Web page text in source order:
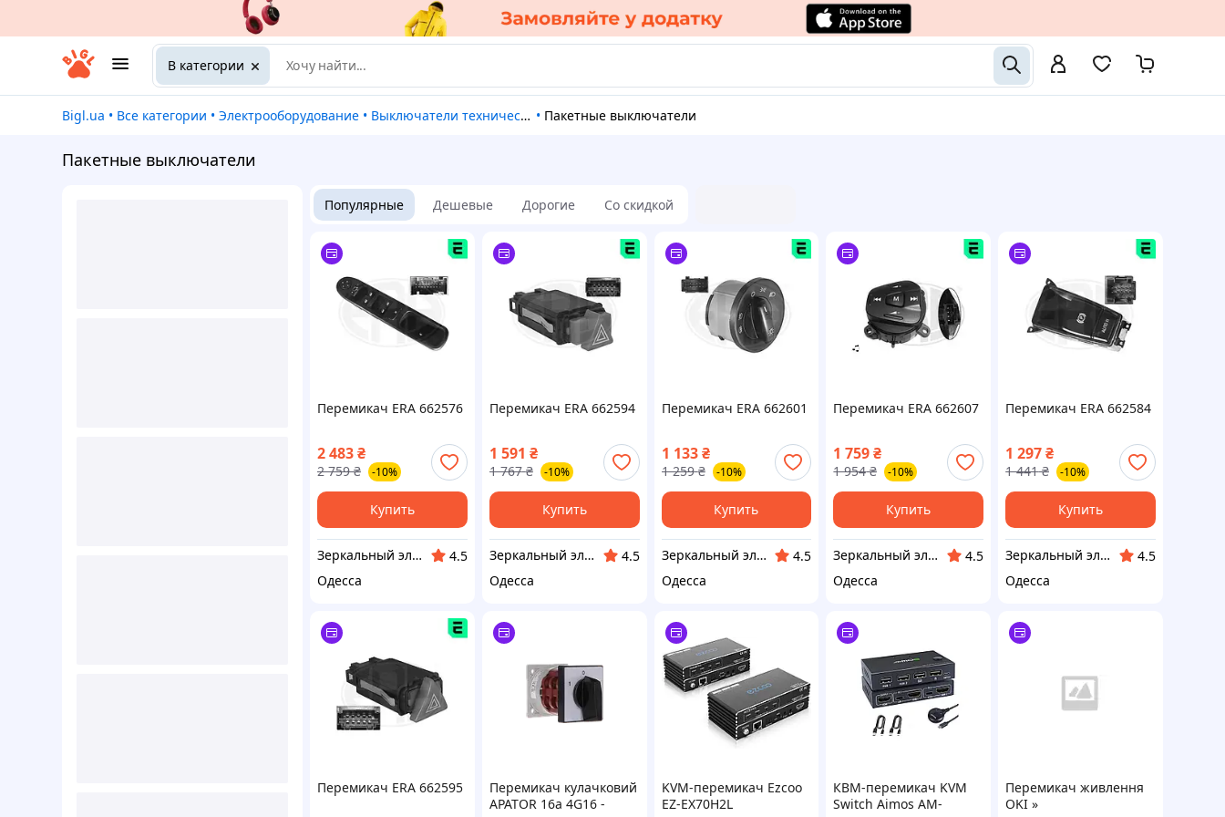
В категории
Bigl.ua • Все категории • Электрооборудование • Выключатели технические • Пакетные выключатели
Пакетные выключатели
Популярные Дешевые Дорогие Со скидкой
Перемикач ERA 662576
2 483₴
2 759 ₴ -10%
Купить
Зеркальный элемент
4.5
Одесса
Перемикач ERA 662594
1 591 ₴
1 767 ₴ -10%
Купить
Зеркальный элемент
4.5
Одесса
Перемикач ERA 662601
1 133 ₴
1 259 ₴ -10%
Купить
Зеркальный элемент
4.5
Одесса
Перемикач ERA 662607
1 759₴
1 954 ₴ -10%
Купить
Зеркальный элемент
4.5
Одесса
Перемикач ERA 662584
1 297₴
1 441 ₴ -10%
Купить
Зеркальный элемент
4.5
Одесса
Перемикач ERA 662595
Перемикач кулачковий
APATOR 16а 4G16 -
KVM-перемикач Ezcoo
EZ-EX70H2L
КВМ-перемикач KVM
Switch Aimos AM-
Перемикач живлення
OKI »